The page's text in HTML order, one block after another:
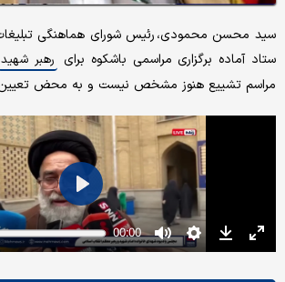
سید محسن محمودی، رئیس شورای هماهنگی
ستاد آماده برگزاری مراسمی باشکوه برای رهبر شهید
مراسم تشییع هنوز مشخص نیست و به محض